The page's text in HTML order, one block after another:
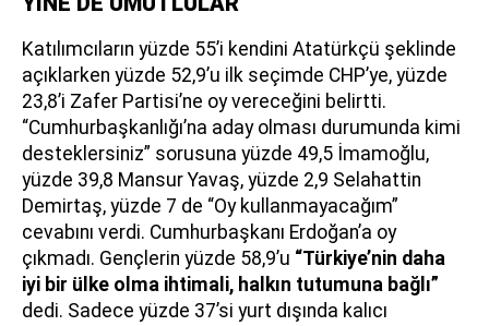
Katılımcıların yüzde 55’i kendini Atatürkçü şeklinde
açıklarken yüzde 52,9’u ilk seçimde CHP’ye, yüzde
23,8’i Zafer Partisi’ne oy vereceğini belirtti.
“Cumhurbaşkanlığı’na aday olması durumunda kimi
desteklersiniz” sorusuna yüzde 49,5 İmamoğlu,
yüzde 39,8 Mansur Yavaş, yüzde 2,9 Selahattin
Demirtaş, yüzde 7 de “Oy kullanmayacağım”
cevabını verdi. Cumhurbaşkanı Erdoğan’a oy
çıkmadı. Gençlerin yüzde 58,9’u “Türkiye’nin daha
iyi bir ülke olma ihtimali, halkın tutumuna bağlı”
dedi. Sadece yüzde 37’si yurt dışında kalıcı